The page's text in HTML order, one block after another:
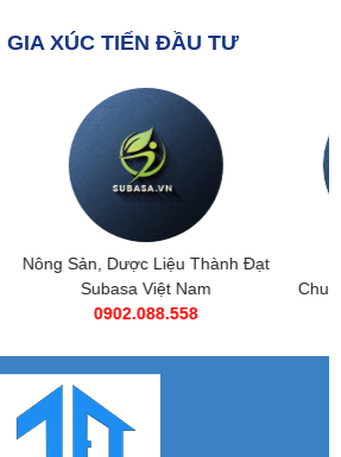
GIA XÚC TIẾN ĐẦU TƯ
Đạt
Subasa Việt Nam
Chuỗi đồ ăn nhanh Subasa
0985 269 685